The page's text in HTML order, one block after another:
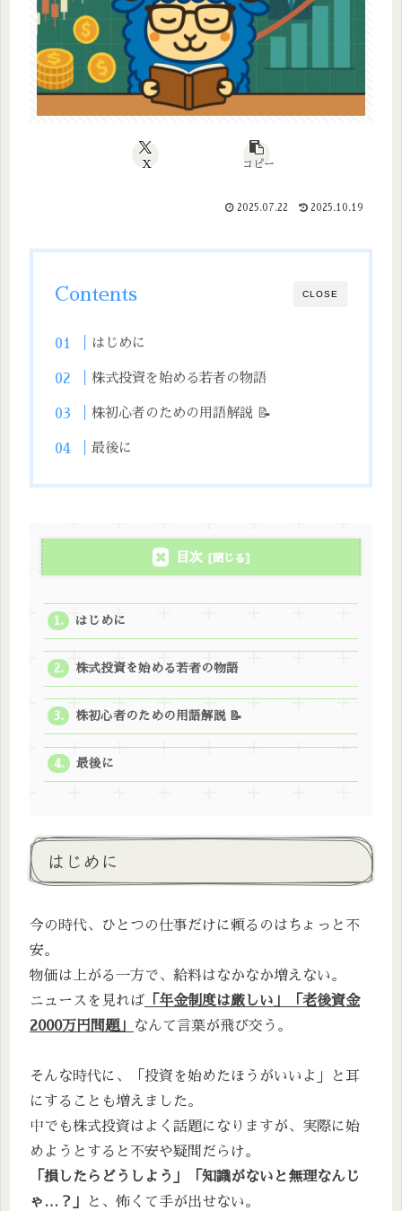
X コピー
2025.07.22 2025.10.19
CLOSE
Contents
はじめに
株式投資を始める若者の物語
株初心者のための用語解説 📝
最後に
目次
はじめに
株式投資を始める若者の物語
株初心者のための用語解説 📝
最後に
はじめに
今の時代、ひとつの仕事だけに頼るのはちょっと不
安。
物価は上がる一方で、給料はなかなか増えない。
ニュースを見れば 「年金制度は厳しい」「老後資金
2000万円問題」
なんて言葉が飛び交う。
そんな時代に、「投資を始めたほうがいいよ」と耳
にすることも増えました。
中でも株式投資はよく話題になりますが、実際に始
めようとすると不安や疑問だらけ。
「損したらどうしよう」「知識がないと無理なんじ
ゃ…？」
と、怖くて手が出せない。